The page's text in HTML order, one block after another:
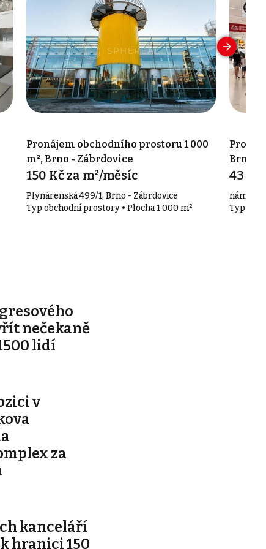
Pronájem obchodního prostoru 1 000
m², Brno - Zábrdovice
150 Kč za m²/měsíc
Plynárenská 499/1, Brno - Zábrdovice
Typ obchodní prostory • Plocha 1 000 m²
Brno-
43
náměstí
Typ
nečekaně
lidí
v
za
kanceláří
hranici 150